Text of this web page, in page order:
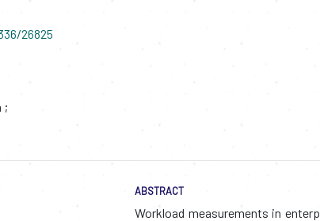
26825
ABSTRACT
Workload measurements in